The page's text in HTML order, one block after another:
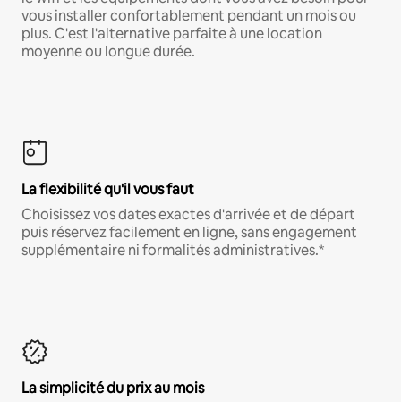
vous installer confortablement pendant un mois ou
plus. C'est l'alternative parfaite à une location
moyenne ou longue durée.
La flexibilité qu'il vous faut
Choisissez vos dates exactes d'arrivée et de départ
puis réservez facilement en ligne, sans engagement
supplémentaire ni formalités administratives.*
La simplicité du prix au mois